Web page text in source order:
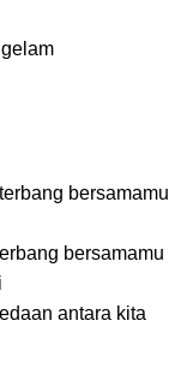
bersamamu
bersamamu
antara kita